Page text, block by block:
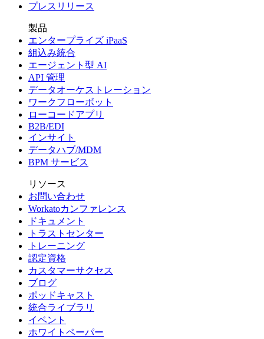
プレスリリース
製品
エンタープライズ iPaaS
組込み統合
エージェント型 AI
API 管理
データオーケストレーション
ワークフローボット
ローコードアプリ
B2B/EDI
インサイト
データハブ/MDM
BPM サービス
リソース
お問い合わせ
Workatoカンファレンス
ドキュメント
トラストセンター
トレーニング
認定資格
カスタマーサクセス
ブログ
ポッドキャスト
統合ライブラリ
イベント
ホワイトペーパー